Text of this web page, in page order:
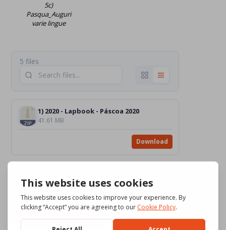
5c)
Pasqua_Auguri
varie lingue
5 files
1) 2020 - Lapbook - Páscoa 2020
41.61 MB
Download
21.04 MB
Download